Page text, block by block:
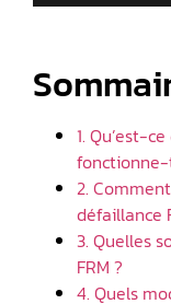
1. Qu’est-
2.
défaillance
3. Quelles
FRM ?
4. Quels